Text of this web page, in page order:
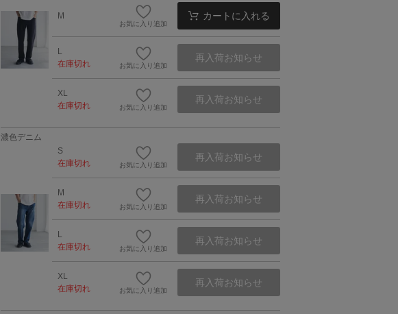
M
お気に入り追加
カートに入れる
L
在庫切れ
お気に入り追加
再入荷お知らせ
XL
在庫切れ
お気に入り追加
再入荷お知らせ
濃色デニム
S
在庫切れ
お気に入り追加
再入荷お知らせ
M
在庫切れ
お気に入り追加
再入荷お知らせ
L
在庫切れ
お気に入り追加
再入荷お知らせ
XL
在庫切れ
お気に入り追加
再入荷お知らせ